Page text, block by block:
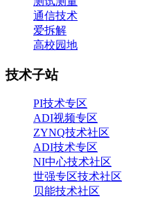
通信技术
爱拆解
高校园地
技术子站
PI技术专区
ADI视频专区
ZYNQ技术社区
ADI技术专区
NI中心技术社区
世强专区技术社区
贝能技术社区